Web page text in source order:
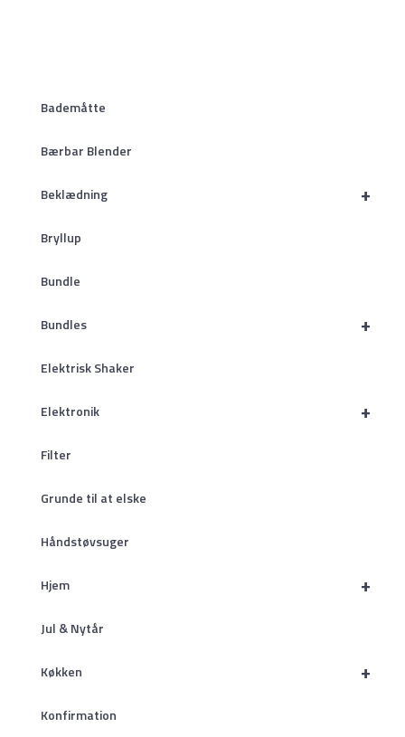
Bademåtte
Bærbar Blender
+
Beklædning
Bryllup
Bundle
+
Bundles
Elektrisk Shaker
+
Elektronik
Filter
Grunde til at elske
Håndstøvsuger
+
Hjem
Jul & Nytår
+
Køkken
Konfirmation